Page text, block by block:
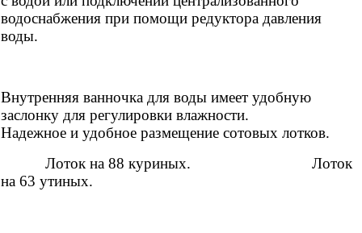
водоснабжения при помощи редуктора давления
воды.
Внутренняя ванночка для воды имеет удобную
заслонку для регулировки влажности.
Надежное и удобное размещение сотовых лотков.
Лоток на 88 куриных. Лоток
на 63 утиных.